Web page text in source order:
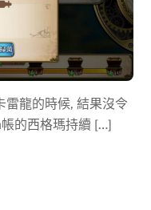
雷龍的時候, 結果沒令
的西格瑪持續 […]